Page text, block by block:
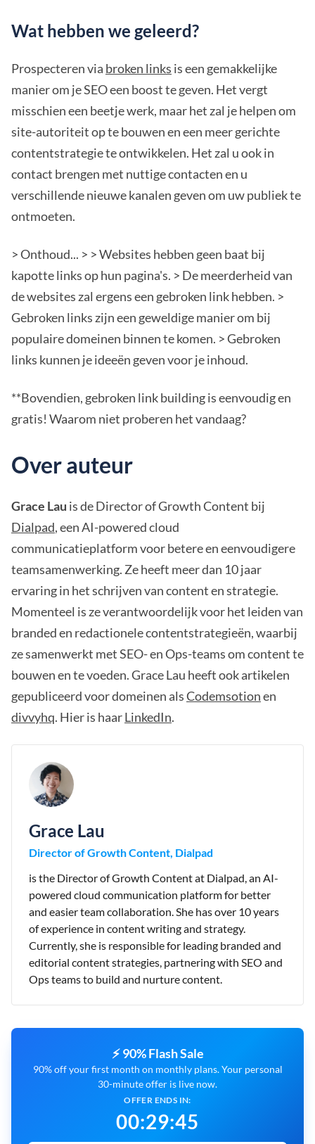
Wat hebben we geleerd?
Prospecteren via broken links is een gemakkelijke
manier om je SEO een boost te geven. Het vergt
misschien een beetje werk, maar het zal je helpen om
site-autoriteit op te bouwen en een meer gerichte
contentstrategie te ontwikkelen. Het zal u ook in
contact brengen met nuttige contacten en u
verschillende nieuwe kanalen geven om uw publiek te
ontmoeten.
> Onthoud... > > Websites hebben geen baat bij
kapotte links op hun pagina's. > De meerderheid van
de websites zal ergens een gebroken link hebben. >
Gebroken links zijn een geweldige manier om bij
populaire domeinen binnen te komen. > Gebroken
links kunnen je ideeën geven voor je inhoud.
**Bovendien, gebroken link building is eenvoudig en
gratis! Waarom niet proberen het vandaag?
Over auteur
Grace Lau is de Director of Growth Content bij
Dialpad, een AI-powered cloud
communicatieplatform voor betere en eenvoudigere
teamsamenwerking. Ze heeft meer dan 10 jaar
ervaring in het schrijven van content en strategie.
Momenteel is ze verantwoordelijk voor het leiden van
branded en redactionele contentstrategieën, waarbij
ze samenwerkt met SEO- en Ops-teams om content te
bouwen en te voeden. Grace Lau heeft ook artikelen
gepubliceerd voor domeinen alsCodemsotionen
divvyhq. Hier is haarLinkedIn.
Grace Lau
Director of Growth Content, Dialpad
is the Director of Growth Content at Dialpad, an AI-
powered cloud communication platform for better
and easier team collaboration. She has over 10 years
of experience in content writing and strategy.
Currently, she is responsible for leading branded and
editorial content strategies, partnering with SEO and
Ops teams to build and nurture content.
⚡ 90% Flash Sale
90% off your first month on monthly plans. Your personal
30-minute offer is live now.
OFFER ENDS IN:
00:29:44